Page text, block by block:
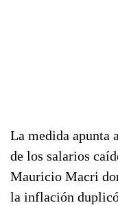
La medida apunta
de los salarios
Mauricio Macri
la inflación